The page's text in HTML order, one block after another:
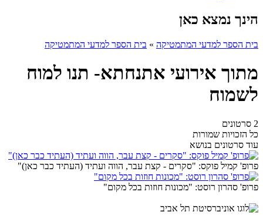
הינך נמצא כאן
בית הספר למדעי המתמטיקה » בית הספר למדעי המתמטיקה
מתוך אירועי אתנחתא- תנו למוח
לשמוח
2 סרטונים
כל הזכויות שמורות
עוד סרטונים בנושא
פרופ' קמיל פוקס: "סקרים - קצת עבר, הווה ועתיד (העתיד כבר כאן)"
פרופ' סהרון רוסט: "מכונות חוזות בכל מקום"